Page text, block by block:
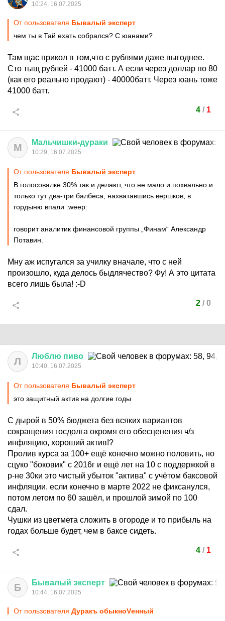
10:24, 16.07.2025
От пользователя Бывалый эксперт
чем ты в Тай ехать собрался? С юанами?
Там щас прикол в том,что с рублями даже выгоднее.
Сто тыщ рублей - 41000 батт. А если через доллар по 80
(как его реально продают) - 40000батт. Через юань тоже
41000 батт.
4/ 1
М Мальчишки-дураки
10:29, 16.07.2025
От пользователя Бывалый эксперт
В голосовалке 30% так и делают, что не мало и похвально и
только тут два-три балбеса, нахватавшись вершков, в
гордыню впали :weep:
говорит аналитик финансовой группы „Финам“ Александр
Потавин.
Мну аж испугался за училку вначале, что с ней
произошло, куда делось быдлячество? Фу! А это цитата
всего лишь была! :-D
2/ 0
Л Люблю пиво
10:40, 16.07.2025
От пользователя Бывалый эксперт
это защитный актив на долгие годы
С дырой в 50% бюджета без всяких вариантов
сокращения госдолга окромя его обесценения ч/з
инфляцию, хороший актив!?
Пролив курса за 100+ ещё конечно можно половить, но
сцуко "боковик" с 2016г и ещё лет на 10 с поддержкой в
р-не 30ки это чистый убыток "актива" с учётом баксовой
инфляции. если конечно в марте 2022 не фиксанулся,
потом летом по 60 зашёл, и прошлой зимой по 100
сдал.
Чушки из цветмета сложить в огороде и то прибыль на
годах больше будет, чем в баксе сидеть.
4/ 1
Б Бывалый эксперт
10:44, 16.07.2025
От пользователя Дуракъ обыкноVенный